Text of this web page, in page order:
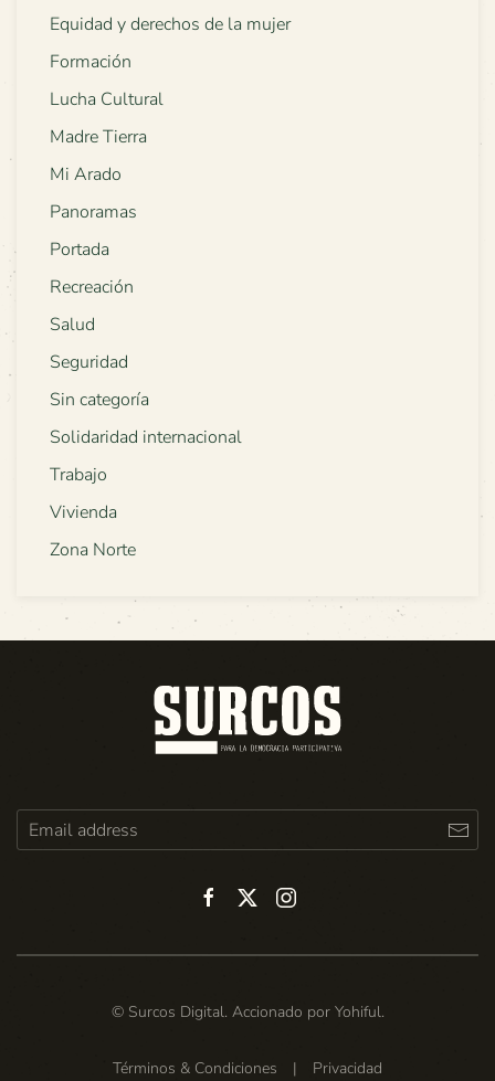
Equidad y derechos de la mujer
Formación
Lucha Cultural
Madre Tierra
Mi Arado
Panoramas
Portada
Recreación
Salud
Seguridad
Sin categoría
Solidaridad internacional
Trabajo
Vivienda
Zona Norte
© Surcos Digital. Accionado por Yohiful.
Términos & Condiciones | Privacidad